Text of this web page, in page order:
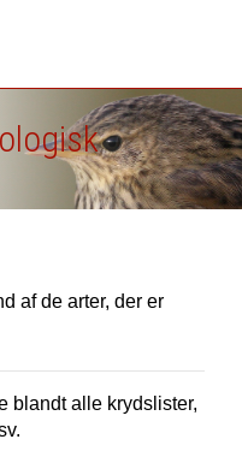
af de arter, der er
blandt alle krydslister,